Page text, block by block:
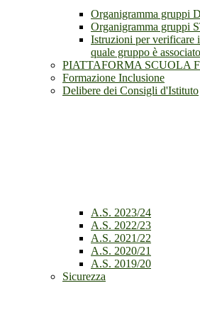
Organigramma gruppi
Organigramma gruppi
Istruzioni per verificare
quale gruppo è
PIATTAFORMA SCUOLA
Formazione Inclusione
Delibere dei Consigli d'Istituto
A.S. 2023/24
A.S. 2022/23
A.S. 2021/22
A.S. 2020/21
A.S. 2019/20
Sicurezza